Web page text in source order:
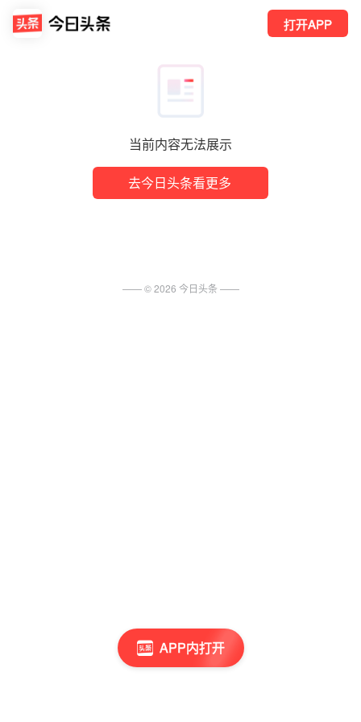
当前内容无法展示
去今日头条看更多
打开APP
APP内打开
—— ©2026 今日头条 ——